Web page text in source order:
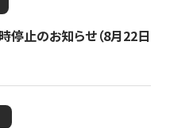
停止のお知らせ（8月22日